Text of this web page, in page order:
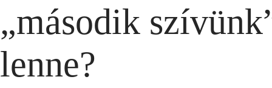
„második
lenne?